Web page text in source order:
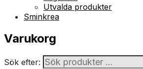
Utvalda produkter
Sminkrea
Varukorg
Sök efter: